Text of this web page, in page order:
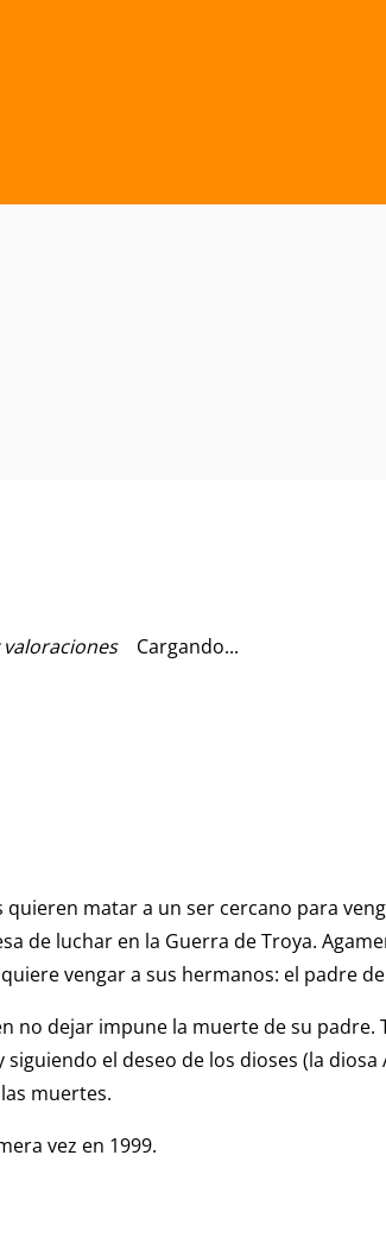
Cargando...
matar a un ser cercano para
de luchar en la Guerra de Troya.
vengar a sus hermanos: el padre
no dejar impune la muerte de su
el deseo de los dioses (la
muertes.
vez en 1999.